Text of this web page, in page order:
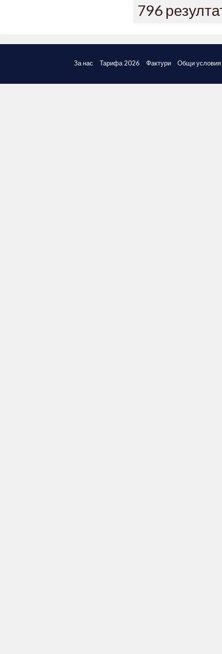
796
За нас Тарифа 2026 Фактури Общи условия